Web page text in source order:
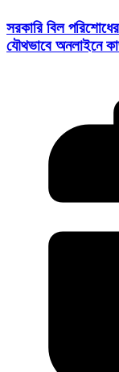
সরকারি বিল
যৌথভাবে অনলাইনে